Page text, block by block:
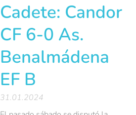
Cadete: Candor
CF 6-0 As.
Benalmádena
EF B
31.01.2024